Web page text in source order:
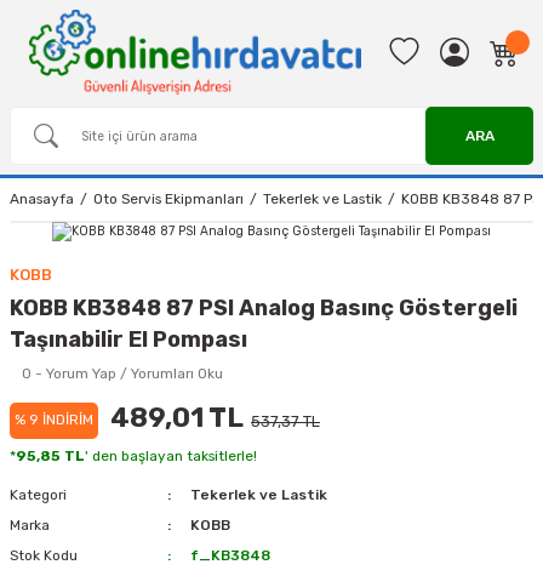
ARA
Anasayfa Oto Servis Ekipmanları Tekerlek ve Lastik KOBB KB3848 87
KOBB
KOBB KB3848 87 PSI Analog Basınç Göstergeli
Taşınabilir El Pompası
0 - Yorum Yap / Yorumları Oku
% 9 İNDİRİM 489,01 TL 537,37 TL
*95,85 TL' den başlayan taksitlerle!
Kategori
Tekerlek ve Lastik
Marka
KOBB
Stok Kodu
f_KB3848